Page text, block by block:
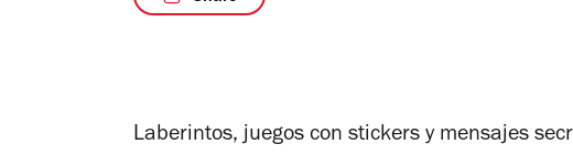
Laberintos, juegos con stickers y mensajes